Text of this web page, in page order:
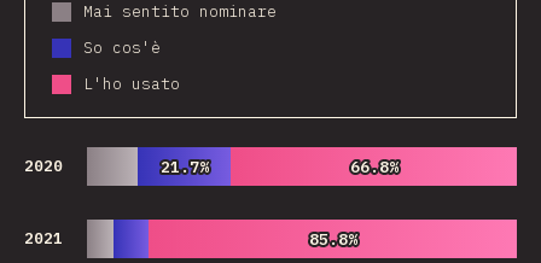
Mai sentito nominare
So cos'è
L'ho usato
2020 21.7%
21.7% 66.8%
66.8%
2021 85.8%
85.8%